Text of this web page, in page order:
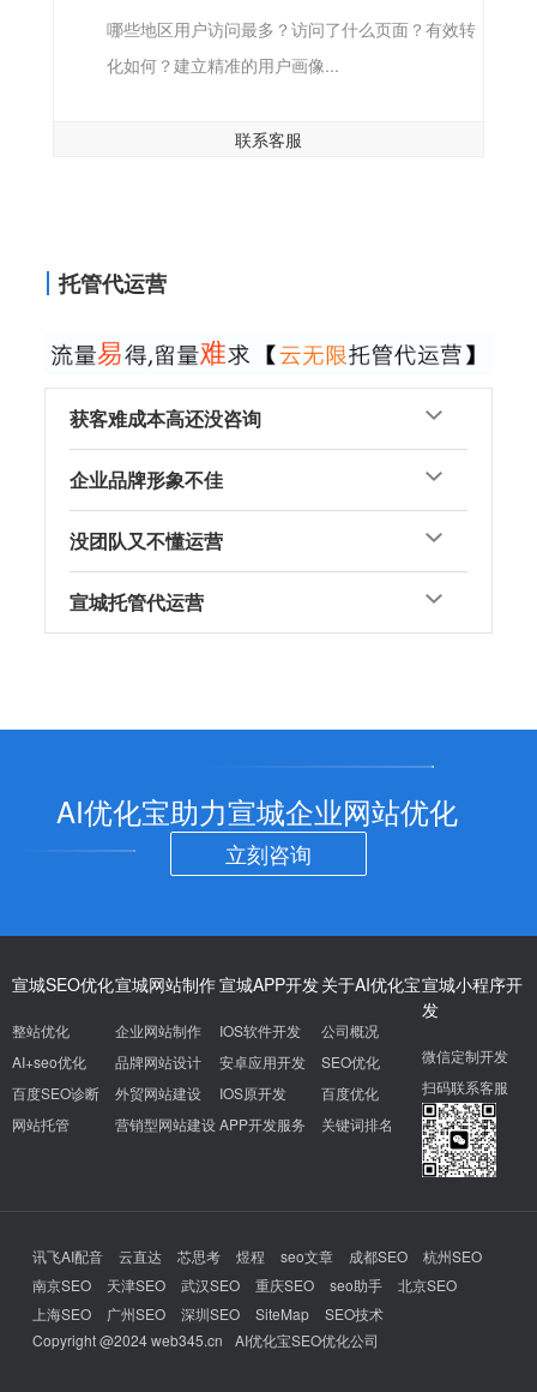
哪些地区用户访问最多？访问了什么页面？有效转
化如何？建立精准的用户画像...
联系客服
托管代运营
获客难成本高还没咨询
企业品牌形象不佳
没团队又不懂运营
宣城托管代运营
AI优化宝助力宣城企业网站优化
立刻咨询
宣城SEO优化
整站优化
AI+seo优化
百度SEO诊断
网站托管
宣城网站制作
企业网站制作
品牌网站设计
外贸网站建设
营销型网站建设
宣城APP开发
IOS软件开发
安卓应用开发
IOS原开发
APP开发服务
关于AI优化宝
公司概况
SEO优化
百度优化
关键词排名
宣城小程序开
发
微信定制开发
扫码联系客服
讯飞AI配音 云直达 芯思考 煜程 seo文章 成都SEO
杭州SEO
南京SEO
天津SEO 武汉SEO 重庆SEO seo助手
北京SEO
上海SEO
广州SEO 深圳SEO SiteMap
SEO技术
Copyright @2024 web345.cn
AI优化宝SEO优化公司